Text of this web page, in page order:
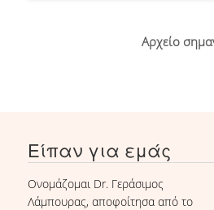
Αρχείο
Είπαν για εμάς
Ονομάζομαι Dr. Γεράσιμος
Λάμπουρας, αποφοίτησα από το